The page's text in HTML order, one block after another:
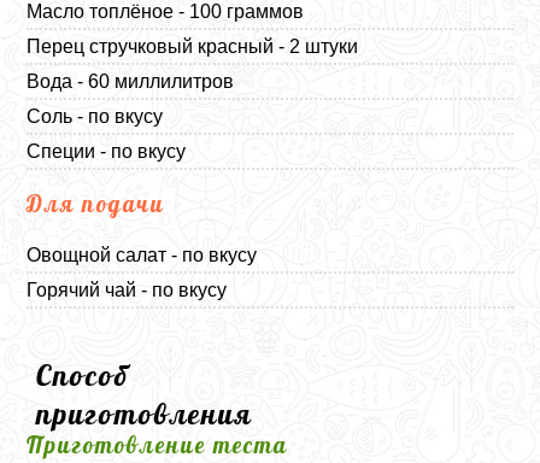
Масло топлёное - 100 граммов
Перец стручковый красный - 2 штуки
Вода - 60 миллилитров
Соль - по вкусу
Специи - по вкусу
Для подачи
Овощной салат - по вкусу
Горячий чай - по вкусу
Способ
приготовления
Приготовление теста